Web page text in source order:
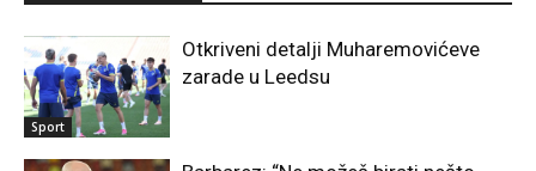
Sport
Otkriveni detalji Muharemovićeve
zarade u Leedsu